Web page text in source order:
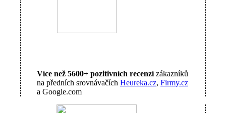
Více než 5600+ pozitivních recenzízákazníků
na předních srovnávačích Heureka.cz, Firmy.cz
a Google.com